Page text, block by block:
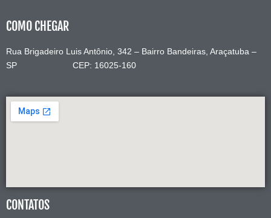
COMO CHEGAR
Rua Brigadeiro Luis Antônio, 342 – Bairro Bandeiras, Araçatuba –
SP CEP: 16025-160
CONTATOS